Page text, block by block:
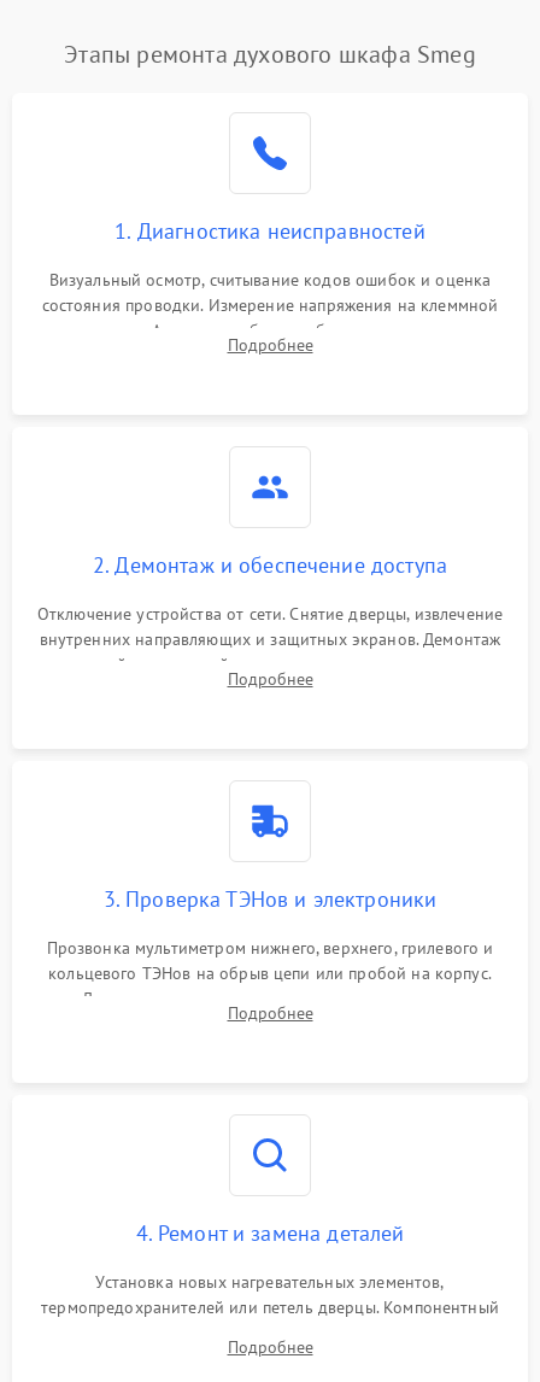
Этапы ремонта духового шкафа Smeg
1. Диагностика неисправностей
Визуальный осмотр, считывание кодов ошибок и оценка
состояния проводки. Измерение напряжения на клеммной
колодке. Анализ жалоб на проблемы с нагревом,
конвекцией, панелью управления или блокировкой дверцы.
Подробнее
2. Демонтаж и обеспечение доступа
Отключение устройства от сети. Снятие дверцы, извлечение
внутренних направляющих и защитных экранов. Демонтаж
задней или верхней панели для прямого доступа к
нагревательным элементам, плате и вентиляторам.
Подробнее
3. Проверка ТЭНов и электроники
Прозвонка мультиметром нижнего, верхнего, грилевого и
кольцевого ТЭНов на обрыв цепи или пробой на корпус.
Диагностика термостата, датчиков температуры,
переключателя режимов и мотора конвекции.
Подробнее
4. Ремонт и замена деталей
Установка новых нагревательных элементов,
термопредохранителей или петель дверцы. Компонентный
выгоревших реле, восстановление контактов и замена
Подробнее